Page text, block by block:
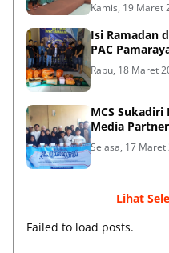
Kamis, 19 Maret
Isi Ramadan
PAC
Rabu, 18 Maret
MCS Sukadiri
Media
Selasa, 17 Maret
Lihat
Failed to load posts.